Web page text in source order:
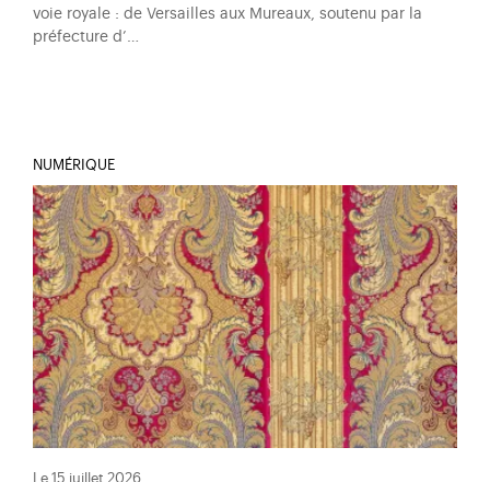
voie royale : de Versailles aux Mureaux, soutenu par la
préfecture d’…
NUMÉRIQUE
Le 15 juillet 2026